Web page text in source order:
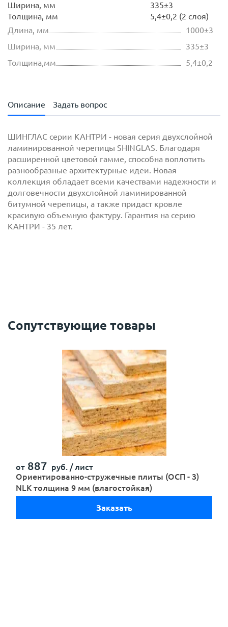
Ширина, мм
335±3
Толщина, мм
5,4±0,2 (2 слоя)
Длина, мм
1000±3
Ширина, мм
335±3
Толщина,мм
5,4±0,2
Описание Задать вопрос
сполитикой обработки персональных данных
ШИНГЛАС серии КАНТРИ - новая серия двухслойной
ламинированной черепицы SHINGLAS. Благодаря
расширенной цветовой гамме, способна воплотить
разнообразные архитектурные идеи. Новая
коллекция обладает всеми качествами надежности и
долговечности двухслойной ламинированной
битумной черепицы, а также придаст кровле
красивую объемную фактуру. Гарантия на серию
КАНТРИ - 35 лет.
Сопутствующие товары
от 887 руб. /лист
Ориентированно-стружечные плиты (ОСП - 3)
NLK толщина 9 мм (влагостойкая)
Заказать